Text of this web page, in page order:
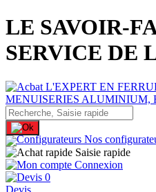
LE SAVOIR-
SERVICE DE
Nos
Saisie rapide
Connexion
0
Devis